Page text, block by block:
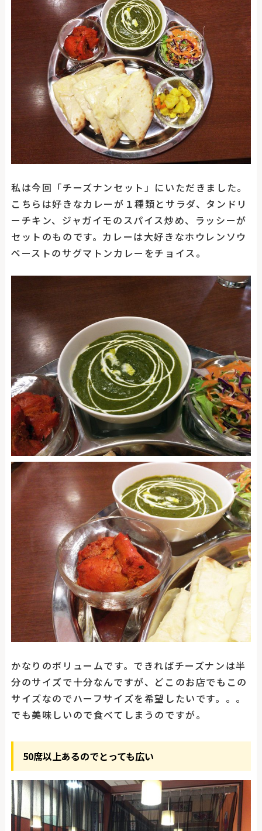
私は今回「チーズナンセット」にいただきました。
こちらは好きなカレーが１種類とサラダ、タンドリ
ーチキン、ジャガイモのスパイス炒め、ラッシーが
セットのものです。カレーは大好きなホウレンソウ
ペーストのサグマトンカレーをチョイス。
かなりのボリュームです。できればチーズナンは半
分のサイズで十分なんですが、どこのお店でもこの
サイズなのでハーフサイズを希望したいです。。。
でも美味しいので食べてしまうのですが。
50席以上あるのでとっても広い